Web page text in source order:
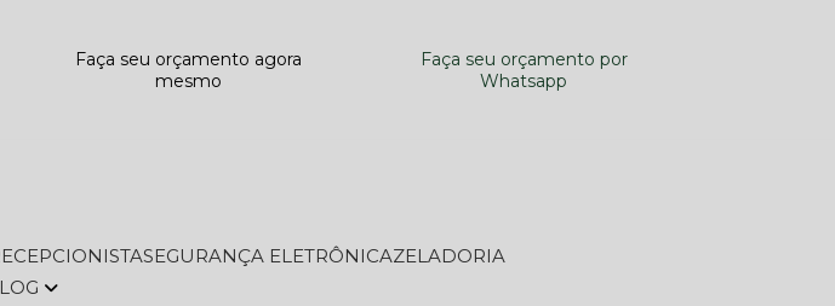
Faça seu orçamento agora
mesmo
Faça seu orçamento por
Whatsapp
RECEPCIONISTA SEGURANÇA ELETRÔNICA
ZELADORIA
BLOG